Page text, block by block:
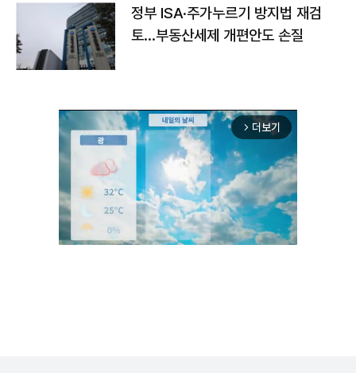
정부 ISA·주가누르기 방지법 재검
토…부동산세제 개편안도 손질
arrow_forward_ios 더보기